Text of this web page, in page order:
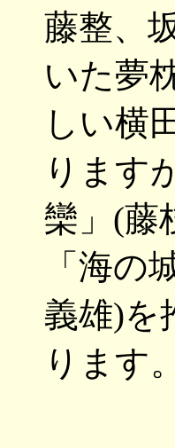
藤整、
いた夢
しい横
ります
欒」(藤
「海の
義雄)を
ります。